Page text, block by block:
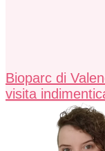
Bioparc di
visita